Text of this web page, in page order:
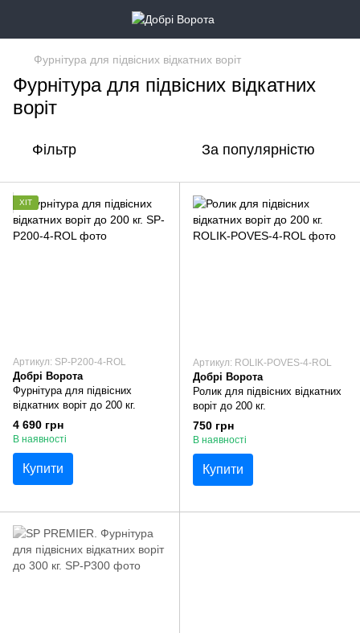
Фурнітура для підвісних відкатних воріт
Фурнітура для підвісних відкатних
воріт
Фільтр За популярністю
ХІТ
Артикул: SP-P200-4-ROL
Добрі Ворота
Фурнітура для підвісних
відкатних воріт до 200 кг.
4 690 грн
В наявності
Купити
Артикул: ROLIK-POVES-4-ROL
Добрі Ворота
Ролик для підвісних відкатних
воріт до 200 кг.
750 грн
В наявності
Купити